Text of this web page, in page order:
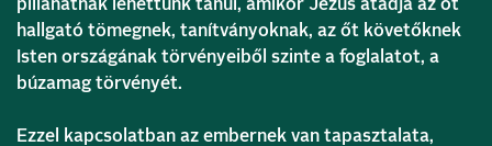
pillanatnak lehettünk tanúi, amikor Jézus átadja az őt
hallgató tömegnek, tanítványoknak, az őt követőknek
Isten országának törvényeiből szinte a foglalatot, a
búzamag törvényét.
Ezzel kapcsolatban az embernek van tapasztalata,